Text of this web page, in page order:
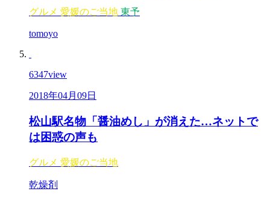
グルメ 愛媛のご当地 東予
tomoyo
6347view
2018年04月09日
松山駅名物「醤油めし」が消えた…ネットで
は困惑の声も
グルメ 愛媛のご当地
乾燥剤